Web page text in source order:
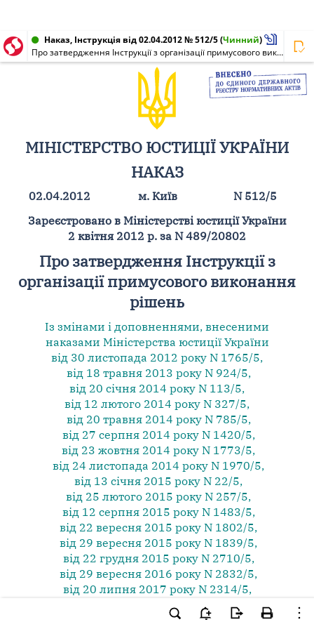
Наказ, Інструкція від 02.04.2012 № 512/5(Чинний)
Про затвердження Інструкції з організації примусового виконання рішень